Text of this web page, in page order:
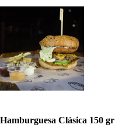
Hamburguesa Clásica 150 gr